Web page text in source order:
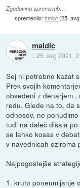
Zgodovina sprememb…
spremenilo:zmist(25.
maldic
::25. avg 2021,
Sej ni potrebno kazat
Prek svojih
obsedeni z denarjem ,
redu. Glede na to, da
odnosov, ne
tudi na daleč dišala
se lahko kosas v
v navednicah oziroma
Najpogostejše
1. kruto poneumljanje